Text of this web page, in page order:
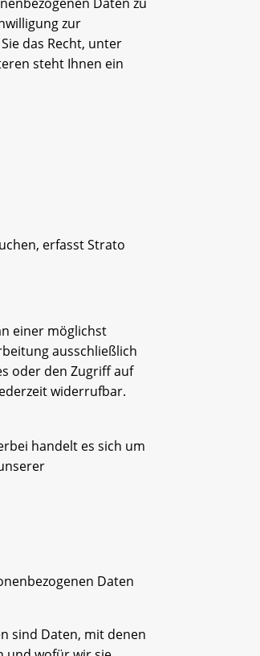
zur
das Recht, unter
steht Ihnen ein
erfasst Strato
einer möglichst
ausschließlich
oder den Zugriff auf
widerrufbar.
handelt es sich um
Daten
sind Daten, mit denen